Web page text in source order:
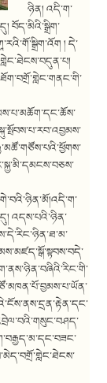
ཉིན། འདི་ག་
བོད་མིའི་སྒྲིག་
། དེ་
འདས་པའི་ཉིན་